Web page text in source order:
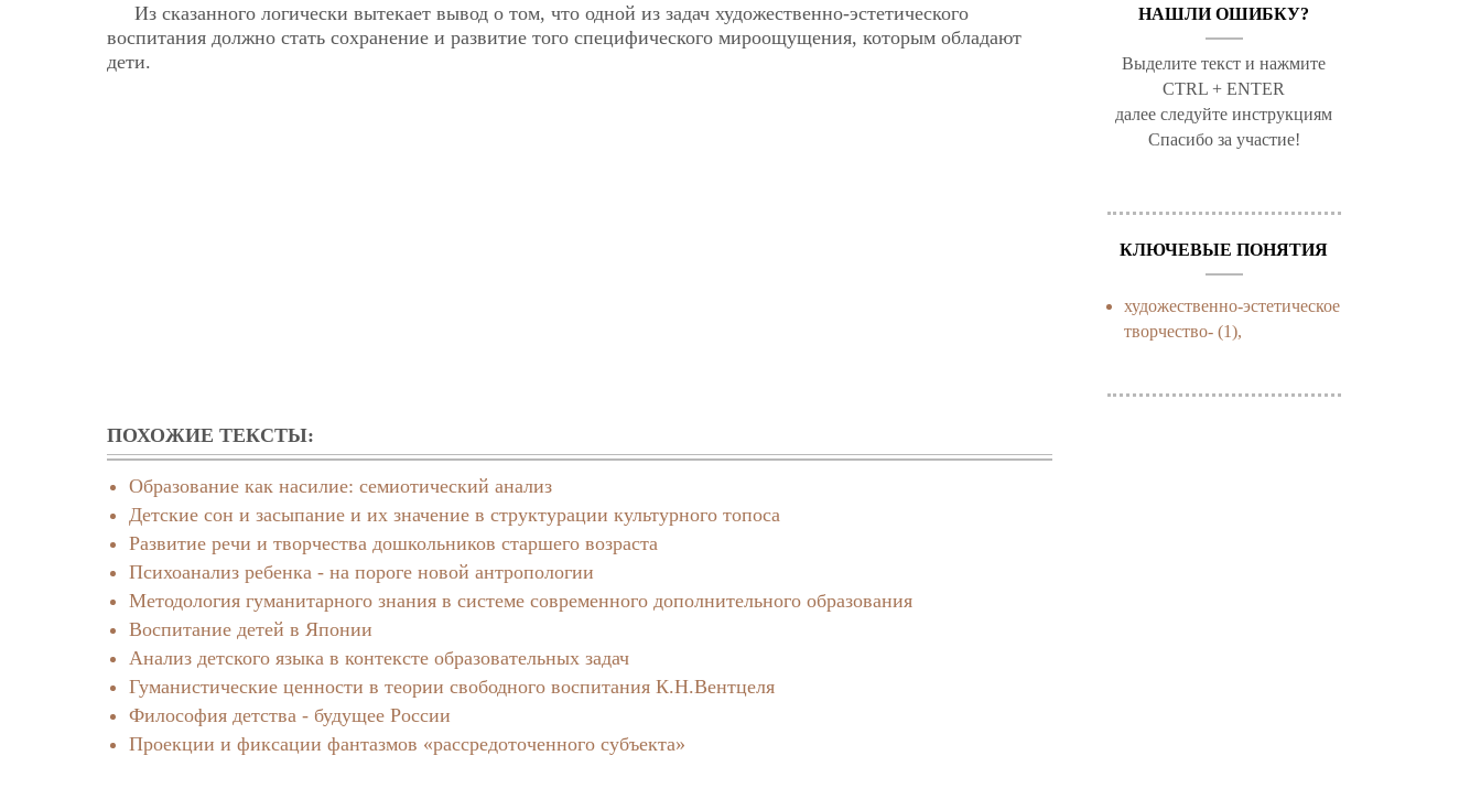
Из сказанного логически вытекает вывод о том, что одной из задач художественно-эстетического
воспитания должно стать сохранение и развитие того специфического мироощущения, которым обладают
дети.
ПОХОЖИЕ ТЕКСТЫ:
Образование как насилие: семиотический анализ
Детские сон и засыпание и их значение в структурации культурного топоса
Развитие речи и творчества дошкольников старшего возраста
Психоанализ ребенка - на пороге новой антропологии
Методология гуманитарного знания в системе современного дополнительного образования
Воспитание детей в Японии
Анализ детского языка в контексте образовательных задач
Гуманистические ценности в теории свободного воспитания К.Н.Вентцеля
Философия детства - будущее России
Проекции и фиксации фантазмов «рассредоточенного субъекта»
НАШЛИ ОШИБКУ?
Выделите текст и нажмите
CTRL + ENTER
далее следуйте инструкциям
Спасибо за участие!
КЛЮЧЕВЫЕ ПОНЯТИЯ
художественно-эстетическое
творчество- (1),